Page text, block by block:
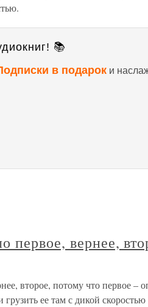
📚
в подарок и
первое, вернее,
второе, потому что первое –
ее там с дикой